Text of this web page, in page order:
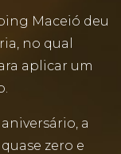
Maceió deu
no qual
aplicar um
a
zero e